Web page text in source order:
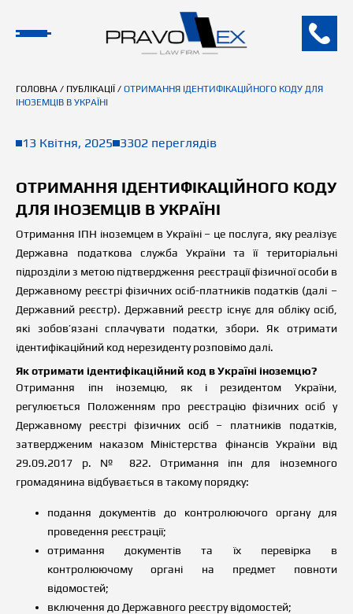
ГОЛОВНА / ПУБЛІКАЦІЇ /ОТРИМАННЯ ІДЕНТИФІКАЦІЙНОГО КОДУ ДЛЯ
ІНОЗЕМЦІВ В УКРАЇНІ
13 Квітня, 2025 3302 переглядів
ОТРИМАННЯ ІДЕНТИФІКАЦІЙНОГО КОДУ
ДЛЯ ІНОЗЕМЦІВ В УКРАЇНІ
Отримання ІПН іноземцем в Україні – це послуга, яку реалізує
Державна податкова служба України та її територіальні
підрозділи з метою підтвердження реєстрації фізичної особи в
Державному реєстрі фізичних осіб-платників податків (далі –
Державний реєстр). Державний реєстр існує для обліку осіб,
які зобов’язані сплачувати податки, збори. Як отримати
ідентифікаційний код нерезиденту розповімо далі.
Як отримати ідентифікаційний код в Україні іноземцю?
Отримання іпн іноземцю, як і резидентом України,
регулюється Положенням про реєстрацію фізичних осіб у
Державному реєстрі фізичних осіб – платників податків,
затвердженим наказом Міністерства фінансів України від
29.09.2017 р. № 822. Отримання іпн для іноземного
громадянина відбувається в такому порядку:
подання документів до контролюючого органу для
проведення реєстрації;
отримання документів та їх перевірка в
контролюючому органі на предмет повноти
відомостей;
включення до Державного реєстру відомостей;